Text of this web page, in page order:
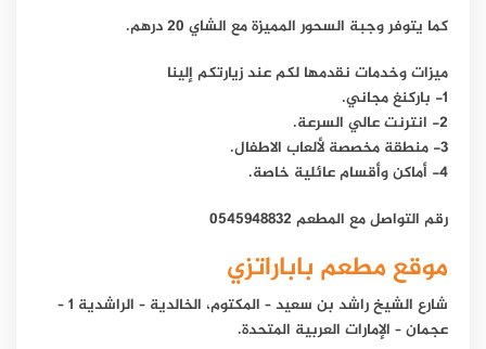
كما يتوفر وجبة السحور المميزة مع الشاي 20 درهم.
ميزات وخدمات نقدمها لكم عند زيارتكم إلينا
1- باركنغ مجاني.
2- انترنت عالي السرعة.
3- منطقة مخصصة لألعاب الاطفال.
4- أماكن وأقسام عائلية خاصة.
رقم التواصل مع المطعم 0545948832
موقع مطعم باباراتزي
شارع الشيخ راشد بن سعيد – المكتوم، الخالدية – الراشدية 1 –
عجمان – الإمارات العربية المتحدة.